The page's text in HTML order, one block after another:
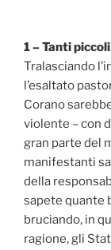
1 – Tanti
Tralasciando
l’esaltato
Corano
violente – con
gran parte del
manifestanti
della
sapete quante
bruciando, in
ragione, gli